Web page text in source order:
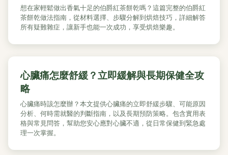
想在家輕鬆做出香氣十足的伯爵紅茶餅乾嗎？這篇完整的伯爵紅
茶餅乾做法指南，從材料選擇、步驟分解到烘焙技巧，詳細解答
所有疑難雜症，讓新手也能一次成功，享受烘焙樂趣。
心臟痛怎麼舒緩？立即緩解與長期保健全攻
略
心臟痛時該怎麼辦？本文提供心臟痛的立即舒緩步驟、可能原因
分析、何時需就醫的判斷指南，以及長期預防策略。包含實用表
格與常見問答，幫助您安心應對心臟不適，從日常保健到緊急處
理一次掌握。